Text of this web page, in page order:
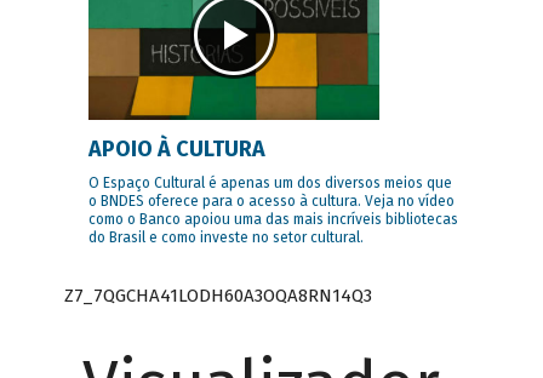
APOIO À CULTURA
O Espaço Cultural é apenas um dos diversos meios que
o BNDES oferece para o acesso à cultura. Veja no vídeo
como o Banco apoiou uma das mais incríveis bibliotecas
do Brasil e como investe no setor cultural.
Z7_7QGCHA41LODH60A3OQA8RN14Q3